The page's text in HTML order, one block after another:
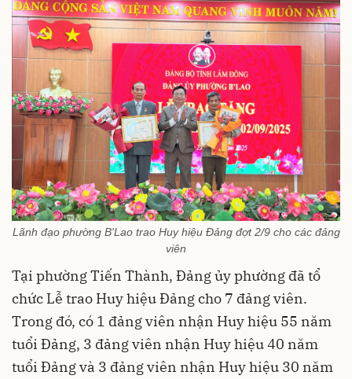
Lãnh đạo phường B'Lao trao Huy hiệu Đảng đợt 2/9 cho các đảng
viên
Tại phường Tiến Thành, Đảng ủy phường đã tổ
chức Lễ trao Huy hiệu Đảng cho 7 đảng viên.
Trong đó, có 1 đảng viên nhận Huy hiệu 55 năm
tuổi Đảng, 3 đảng viên nhận Huy hiệu 40 năm
tuổi Đảng và 3 đảng viên nhận Huy hiệu 30 năm